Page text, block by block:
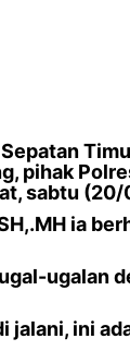
pihak
sabtu (20/
ia
ugalan
jalani, ini